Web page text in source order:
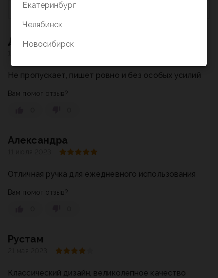
По умолчанию
Даниил
Не пропускает, пишет ровно и без особых усилий
Вам помог отзыв?
Александра
Отличная ручка для ежедневного использования
Вам помог отзыв?
Рустам
Классический дизайн, великолепное качество
Екатеринбург
Челябинск
Новосибирск